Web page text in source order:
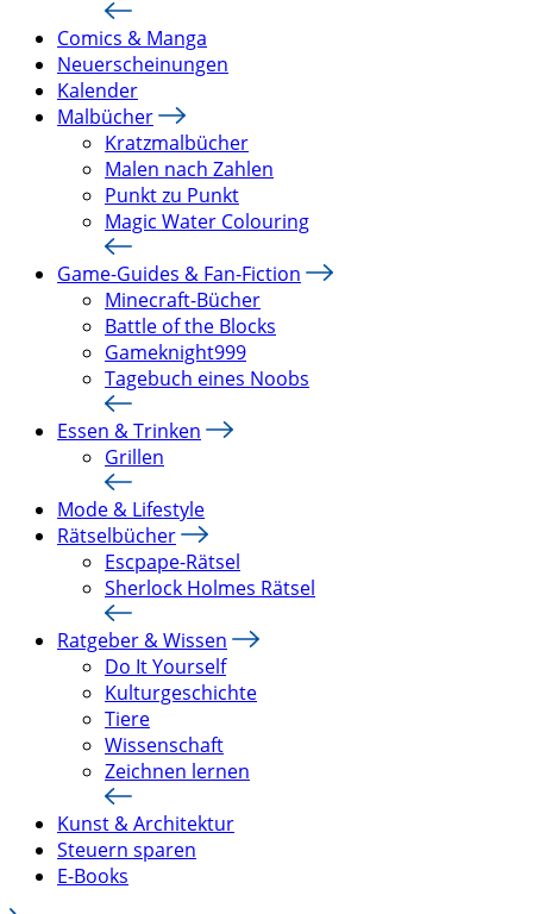
Comics & Manga
Neuerscheinungen
Kalender
Malbücher
Kratzmalbücher
Malen nach Zahlen
Punkt zu Punkt
Magic Water Colouring
Game-Guides & Fan-Fiction
Minecraft-Bücher
Battle of the Blocks
Gameknight999
Tagebuch eines Noobs
Essen & Trinken
Grillen
Mode & Lifestyle
Rätselbücher
Escpape-Rätsel
Sherlock Holmes Rätsel
Ratgeber & Wissen
Do It Yourself
Kulturgeschichte
Tiere
Wissenschaft
Zeichnen lernen
Kunst & Architektur
Steuern sparen
E-Books